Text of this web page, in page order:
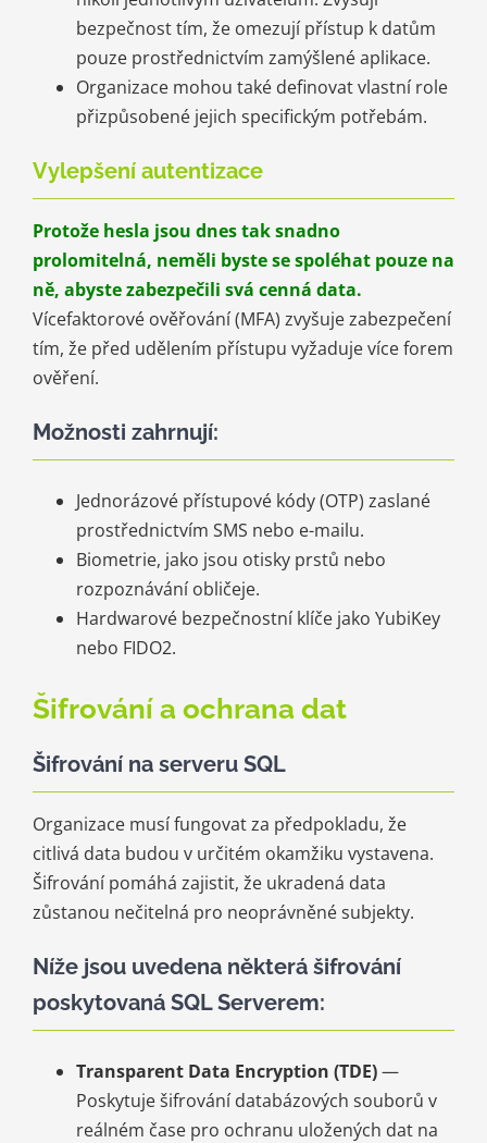
bezpečnost tím, že omezují přístup k datům
pouze prostřednictvím zamýšlené aplikace.
Organizace mohou také definovat vlastní role
přizpůsobené jejich specifickým potřebám.
Vylepšení autentizace
Protože hesla jsou dnes tak snadno
prolomitelná, neměli byste se spoléhat pouze na
ně, abyste zabezpečili svá cenná data.
Vícefaktorové ověřování (MFA) zvyšuje zabezpečení
tím, že před udělením přístupu vyžaduje více forem
ověření.
Možnosti zahrnují:
Jednorázové přístupové kódy (OTP) zaslané
prostřednictvím SMS nebo e-mailu.
Biometrie, jako jsou otisky prstů nebo
rozpoznávání obličeje.
Hardwarové bezpečnostní klíče jako YubiKey
nebo FIDO2.
Šifrování a ochrana dat
Šifrování na serveru SQL
Organizace musí fungovat za předpokladu, že
citlivá data budou v určitém okamžiku vystavena.
Šifrování pomáhá zajistit, že ukradená data
zůstanou nečitelná pro neoprávněné subjekty.
Níže jsou uvedena některá šifrování
poskytovaná SQL Serverem:
Transparent Data Encryption (TDE)—
Poskytuje šifrování databázových souborů v
reálném čase pro ochranu uložených dat na